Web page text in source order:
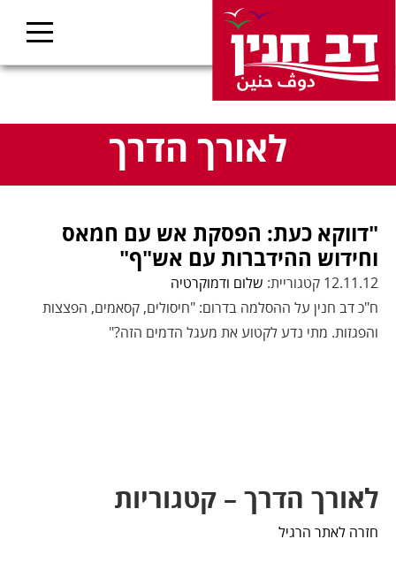
לאורך הדרך
"דווקא כעת: הפסקת אש עם חמאס
וחידוש ההידברות עם אש"ף"
12.11.12 קטגוריית:
שלום ודמוקרטיה
ח"כ דב חנין על ההסלמה בדרום: "חיסולים, קסאמים, הפצצות
והפגזות. מתי נדע לקטוע את מעגל הדמים הזה?"
לאורך הדרך – קטגוריות
חזרה לאתר הרגיל